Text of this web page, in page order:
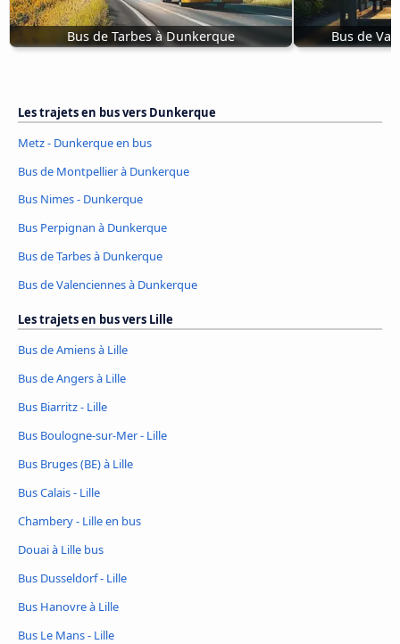
Bus de Tarbes à Dunkerque Bus de
Les trajets en bus vers Dunkerque
Metz - Dunkerque en bus
Bus de Montpellier à Dunkerque
Bus Nimes - Dunkerque
Bus Perpignan à Dunkerque
Bus de Tarbes à Dunkerque
Bus de Valenciennes à Dunkerque
Les trajets en bus vers Lille
Bus de Amiens à Lille
Bus de Angers à Lille
Bus Biarritz - Lille
Bus Boulogne-sur-Mer - Lille
Bus Bruges (BE) à Lille
Bus Calais - Lille
Chambery - Lille en bus
Douai à Lille bus
Bus Dusseldorf - Lille
Bus Hanovre à Lille
Bus Le Mans - Lille